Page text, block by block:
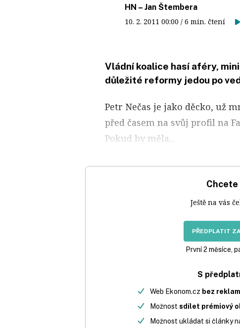
HN – Jan Štembera
10. 2. 2011 00:00 / 6 min. čtení
Vládní koalice hasí aféry,
důležité reformy jedou po
Petr Nečas je jako děcko, už
před časem na svůj profil na
Pokud by měla...
Ještě na vás
PŘEDPLATIT
První 2 měsíce,
S
Web Ekonom.cz bez reklam
Možnost sdílet prémiový
Možnost ukládat si články